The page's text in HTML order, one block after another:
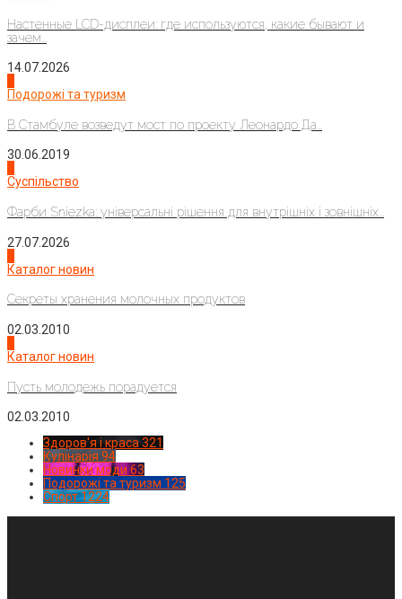
Настенные LCD-дисплеи: где используются, какие бывают и
зачем...
14.07.2026
Подорожі та туризм
В Стамбуле возведут мост по проекту Леонардо Да...
30.06.2019
Суспільство
Фарби Sniezka: універсальні рішення для внутрішніх і зовнішніх...
27.07.2026
Каталог новин
Секреты хранения молочных продуктов
02.03.2010
Каталог новин
Пусть молодежь порадуется
02.03.2010
Здоров'я і краса 321
Кулінарія 94
Новинки моди 63
Подорожі та туризм 125
Спорт1224